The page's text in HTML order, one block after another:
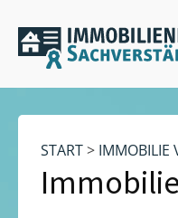
START> IMMOBILIE